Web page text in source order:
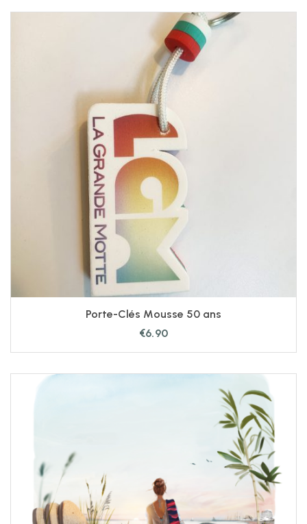
Porte-Clés Mousse 50 ans
€6.90